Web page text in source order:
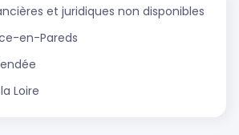
et juridiques non disponibles
en-Pareds
Loire